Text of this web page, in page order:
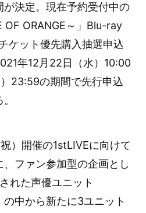
決定。現在予約受付中の
OF ORANGE～」Blu-ray
ケット優先購入抽選申込
年12月22日（水）10:00
23:59の期間で先行申込
）開催の1stLIVEに向けて
ファン参加型の企画とし
れた声優ユニット
の中から新たに3ユニット